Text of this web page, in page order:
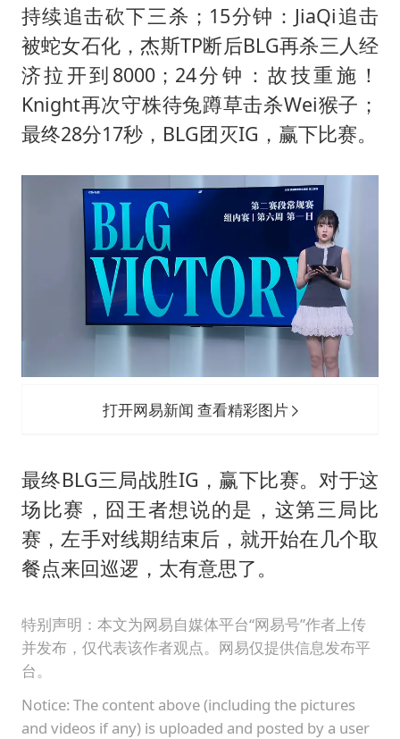
持续追击砍下三杀；15分钟：JiaQi追击
被蛇女石化，杰斯TP断后BLG再杀三人经
济拉开到8000；24分钟：故技重施！
Knight再次守株待兔蹲草击杀Wei猴子；
最终28分17秒，BLG团灭IG，赢下比赛。
打开网易新闻 查看精彩图片
最终BLG三局战胜IG，赢下比赛。对于这
场比赛，囧王者想说的是，这第三局比
赛，左手对线期结束后，就开始在几个取
餐点来回巡逻，太有意思了。
特别声明：本文为网易自媒体平台“网易号”作者上传
并发布，仅代表该作者观点。网易仅提供信息发布平
台。
Notice: The content above (including the pictures
and videos if any) is uploaded and posted by a user